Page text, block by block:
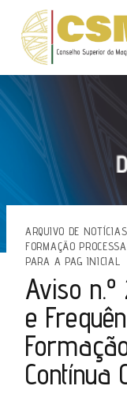
conteúdo
ARQUIVO DE NOTÍCIAS
FORMAÇÃO
PARA A PAG INICIAL
Aviso
e
Contínua